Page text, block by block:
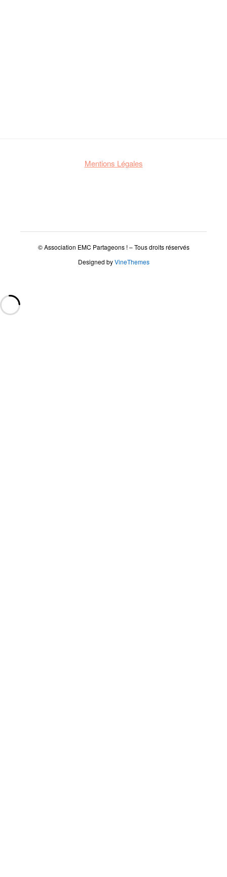
Mentions Légales
© Association EMC Partageons ! – Tous droits réservés
Designed byVineThemes